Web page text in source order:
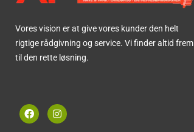
Vores vision er at give vores kunder den helt
rigtige rådgivning og service. Vi finder altid frem
til den rette løsning.
F
a
c
I
n
s